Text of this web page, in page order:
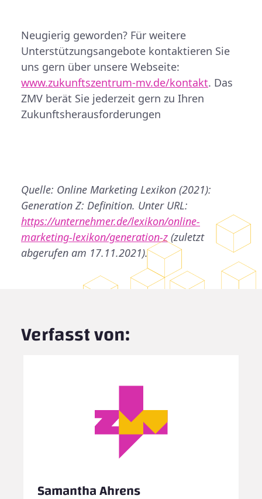
Neugierig geworden? Für weitere
Unterstützungsangebote kontaktieren Sie
uns gern über unsere Webseite:
www.zukunftszentrum-mv.de/kontakt. Das
ZMV berät Sie jederzeit gern zu Ihren
Zukunftsherausforderungen
Quelle: Online Marketing Lexikon (2021):
Generation Z: Definition. Unter URL:
https://unternehmer.de/lexikon/online-
marketing-lexikon/generation-z (zuletzt
abgerufen am 17.11.2021).
Verfasst von:
Samantha Ahrens